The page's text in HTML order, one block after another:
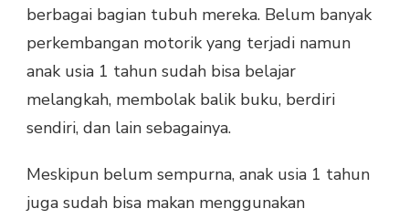
berbagai bagian tubuh mereka. Belum banyak
perkembangan motorik yang terjadi namun
anak usia 1 tahun sudah bisa belajar
melangkah, membolak balik buku, berdiri
sendiri, dan lain sebagainya.
Meskipun belum sempurna, anak usia 1 tahun
juga sudah bisa makan menggunakan